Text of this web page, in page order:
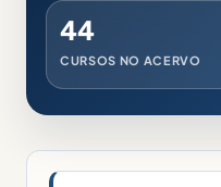
44
CURSOS NO ACERVO